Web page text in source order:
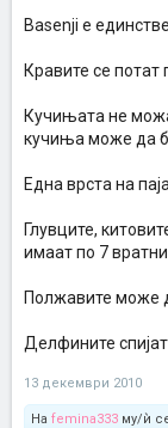
Basenji е
Кравите се потат
Кучињата не
кучиња може да
Една врста на
Глувците,
имаат по 7
Полжавите може
Делфините
13 декември 2010
На femina333 му/ѝ